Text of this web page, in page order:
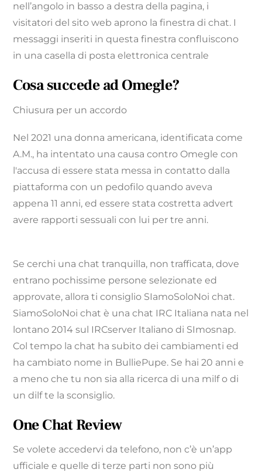
nell’angolo in basso a destra della pagina, i
visitatori del sito web aprono la finestra di chat. I
messaggi inseriti in questa finestra confluiscono
in una casella di posta elettronica centrale
Cosa succede ad Omegle?
Chiusura per un accordo
Nel 2021 una donna americana, identificata come
A.M., ha intentato una causa contro Omegle con
l'accusa di essere stata messa in contatto dalla
piattaforma con un pedofilo quando aveva
appena 11 anni, ed essere stata costretta advert
avere rapporti sessuali con lui per tre anni.
Se cerchi una chat tranquilla, non trafficata, dove
entrano pochissime persone selezionate ed
approvate, allora ti consiglio SIamoSoloNoi chat.
SiamoSoloNoi chat è una chat IRC Italiana nata nel
lontano 2014 sul IRCserver Italiano di SImosnap.
Col tempo la chat ha subito dei cambiamenti ed
ha cambiato nome in BulliePupe. Se hai 20 anni e
a meno che tu non sia alla ricerca di una milf o di
un dilf te la sconsiglio.
One Chat Review
Se volete accedervi da telefono, non c’è un’app
ufficiale e quelle di terze parti non sono più